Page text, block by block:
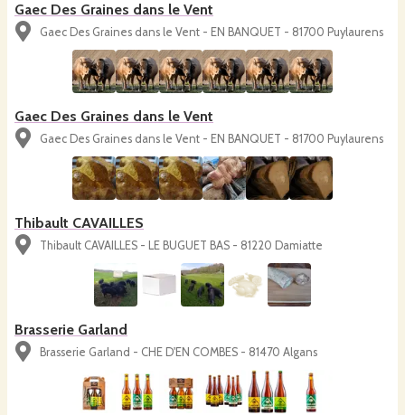
Gaec Des Graines dans le Vent
Gaec Des Graines dans le Vent - EN BANQUET - 81700 Puylaurens
Gaec Des Graines dans le Vent
Gaec Des Graines dans le Vent - EN BANQUET - 81700 Puylaurens
Thibault CAVAILLES
Thibault CAVAILLES - LE BUGUET BAS - 81220 Damiatte
Brasserie Garland
Brasserie Garland - CHE D'EN COMBES - 81470 Algans